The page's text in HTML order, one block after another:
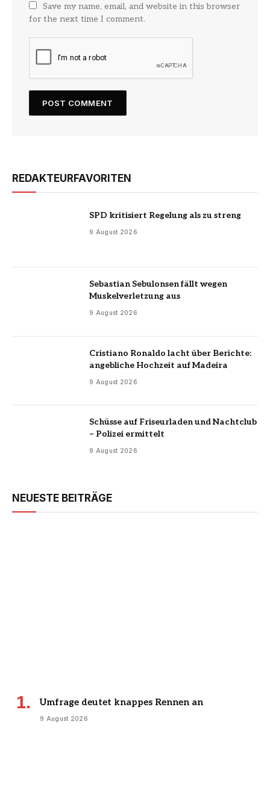
Save my name, email, and website in this browser
for the next time I comment.
REDAKTEURFAVORITEN
SPD kritisiert Regelung als zu streng
9 August 2026
Sebastian Sebulonsen fällt wegen
Muskelverletzung aus
9 August 2026
Cristiano Ronaldo lacht über Berichte:
angebliche Hochzeit auf Madeira
9 August 2026
Schüsse auf Friseurladen und Nachtclub
– Polizei ermittelt
9 August 2026
NEUESTE BEITRÄGE
Umfrage deutet knappes Rennen an
9 August 2026